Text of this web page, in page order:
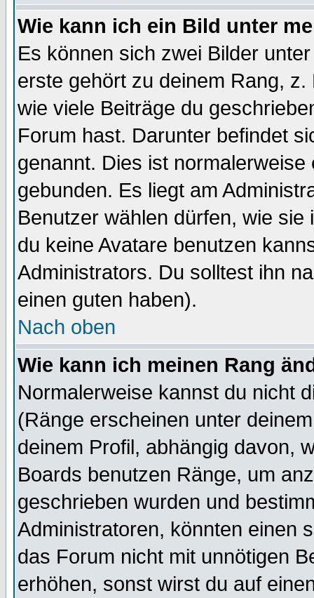
Wie kann ich ein Bild unter
Es können sich zwei Bilder
erste gehört zu deinem Rang,
wie viele Beiträge du
Forum hast. Darunter befindet
genannt. Dies ist
gebunden. Es liegt am
Benutzer wählen dürfen, wie
du keine Avatare benutzen
Administrators. Du solltest ihn
einen guten haben).
Nach oben
Wie kann ich meinen Rang
Normalerweise kannst du nicht
(Ränge erscheinen unter
deinem Profil, abhängig davon,
Boards benutzen Ränge, um
geschrieben wurden und
Administratoren, könnten einen
das Forum nicht mit unnötigen
erhöhen, sonst wirst du auf